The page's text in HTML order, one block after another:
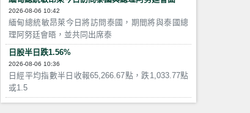
2026-08-06 10:42
緬甸總統敏昂萊今日將訪問泰國，期間將與泰國總
理阿努廷會晤，並共同出席泰
日股半日跌1.56%
2026-08-06 10:36
日經平均指數半日收報65,266.67點，跌1,033.77點
或1.5